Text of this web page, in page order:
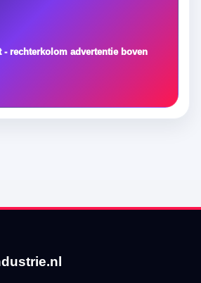
- rechterkolom advertentie boven